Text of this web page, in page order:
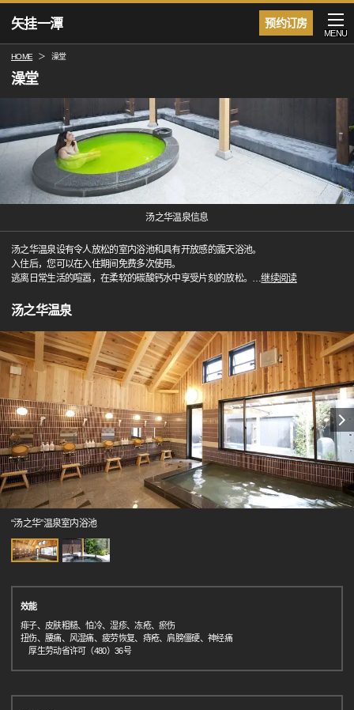
预约订房
矢挂一潭
MENU
HOME 澡堂
澡堂
汤之华温泉信息
汤之华温泉设有令人放松的室内浴池和具有开放感的露天浴池。
入住后，您可以在入住期间免费多次使用。
逃离日常生活的喧嚣，在柔软的碳酸钙水中享受片刻的放松。 …继续阅读
汤之华温泉
“汤之华”温泉室内浴池
效能
痱子、皮肤粗糙、怕冷、湿疹、冻疮、瘀伤
扭伤、腰痛、风湿痛、疲劳恢复、痔疮、肩膀僵硬、神经痛
厚生劳动省许可（480）36号